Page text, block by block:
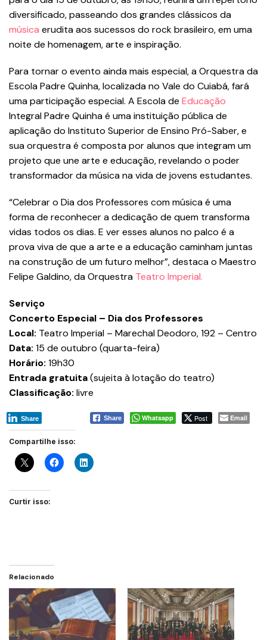
diversificado, passeando dos grandes clássicos da
música erudita aos sucessos do rock brasileiro, em uma
noite de homenagem, arte e inspiração.
Para tornar o evento ainda mais especial, a Orquestra da
Escola Padre Quinha, localizada no Vale do Cuiabá, fará
uma participação especial. A Escola de Educação
Integral Padre Quinha é uma instituição pública de
aplicação do Instituto Superior de Ensino Pró-Saber, e
sua orquestra é composta por alunos que integram um
projeto que une arte e educação, revelando o poder
transformador da música na vida de jovens estudantes.
“Celebrar o Dia dos Professores com música é uma
forma de reconhecer a dedicação de quem transforma
vidas todos os dias. E ver esses alunos no palco é a
prova viva de que a arte e a educação caminham juntas
na construção de um futuro melhor”, destaca o Maestro
Felipe Galdino, da Orquestra Teatro Imperial.
Serviço
Concerto Especial – Dia dos Professores
Local: Teatro Imperial – Marechal Deodoro, 192 – Centro
Data: 15 de outubro (quarta-feira)
Horário: 19h30
Entrada gratuita(sujeita à lotação do teatro)
Classificação: livre
Share Whatsapp Post Email
Share
Compartilhe isso:
Curtir isso:
Relacionado